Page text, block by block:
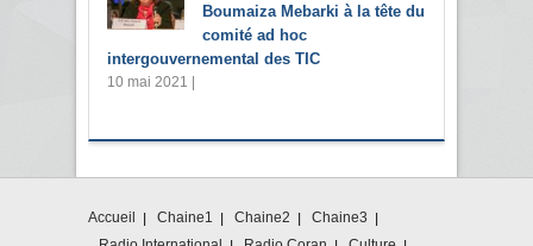
Boumaiza Mebarki à la tête du
comité ad hoc
intergouvernemental des TIC
10 mai 2021 |
Accueil Chaine1 Chaine2
Chaine3